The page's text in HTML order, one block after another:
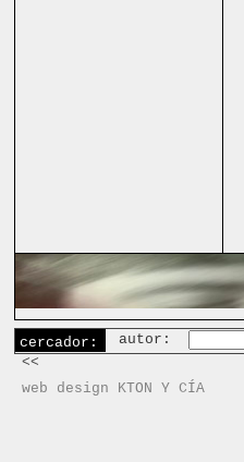
cercador: autor:
<<
web design KTON Y CÍA